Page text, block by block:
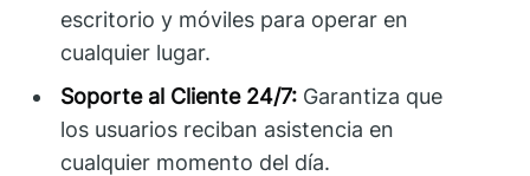
escritorio y móviles para operar en
cualquier lugar.
Soporte al Cliente 24/7: Garantiza que
los usuarios reciban asistencia en
cualquier momento del día.